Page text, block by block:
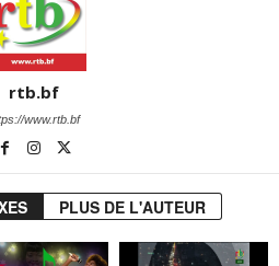
rtb.bf
www.rtb.bf
PLUS DE L'AUTEUR